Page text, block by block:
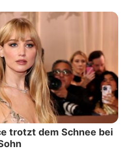
trotzt dem Schnee bei